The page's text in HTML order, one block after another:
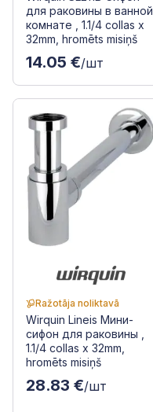
для раковины в ванной
комнате , 1.1/4 collas x
32mm, hromēts misiņš
14.05 €/шт
Ražotāja noliktavā
Wirquin Lineis Мини-
сифон для раковины ,
1.1/4 collas x 32mm,
hromēts misiņš
28.83 €/шт